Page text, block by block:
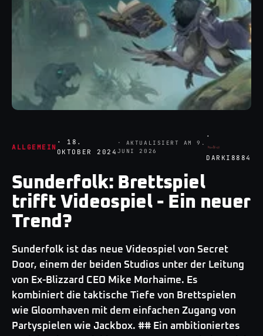
ALLGEMEIN
· 18.
OKTOBER 2024
· AKTUALISIERT AM9.
JUNI 2026
·
DARKI8884
Sunderfolk: Brettspiel
trifft Videospiel - Ein neuer
Trend?
Sunderfolk ist das neue Videospiel von Secret
Door, einem der beiden Studios unter der Leitung
von Ex-Blizzard CEO Mike Morhaime. Es
kombiniert die taktische Tiefe von Brettspielen
wie Gloomhaven mit dem einfachen Zugang von
Partyspielen wie Jackbox. ## Ein ambitioniertes